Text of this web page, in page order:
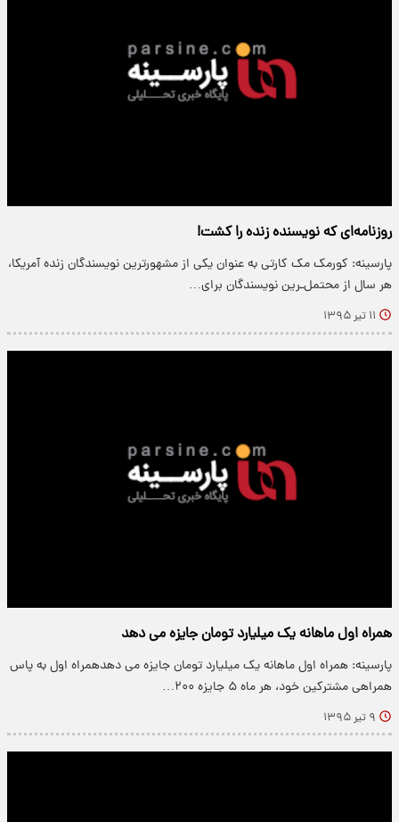
روزنامه‌ای که نویسنده زنده را کشت!
پارسینه: کورمک مک کارتی به عنوان یکی از مشهورترین نویسندگان زنده آمریکا،
هر سال از محتمل‌ـرین نویسندگان برای…
۱۱ تیر ۱۳۹۵
همراه اول ماهانه یک میلیارد تومان جایزه می دهد
پارسینه: همراه اول ماهانه یک میلیارد تومان جایزه می دهدهمراه اول به پاس
همراهی مشترکین خود، هر ماه ۵ جایزه ۲۰۰…
۹ تیر ۱۳۹۵